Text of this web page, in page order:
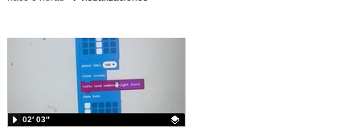
02′ 03″